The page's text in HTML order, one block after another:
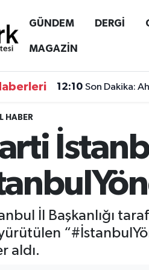
GÜNDEM DERGİ
MAGAZİN
12:10 Son Dakika:
HABER
İl Başkanlığı
yürütülen
aldı.